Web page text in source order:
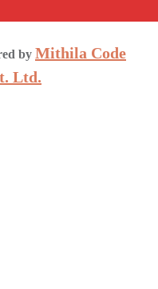
by Mithila Code
Ltd.